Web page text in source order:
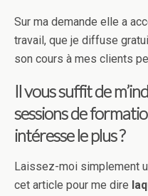
Sur ma demande elle a
travail, que je diffuse
son cours à mes clients
Il vous suffit de
sessions de
intéresse le plus ?
Laissez-moi simplement
cet article pour me dire